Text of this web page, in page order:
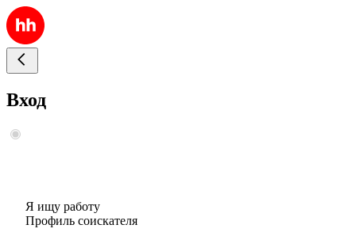
Вход
Я ищу работу
Профиль соискателя